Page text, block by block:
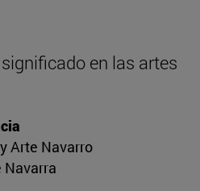
en las artes
Arte Navarro
Navarra